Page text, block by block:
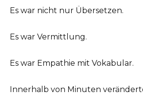
Es war nicht nur Übersetzen.
Es war Vermittlung.
Es war Empathie mit Vokabular.
Innerhalb von Minuten